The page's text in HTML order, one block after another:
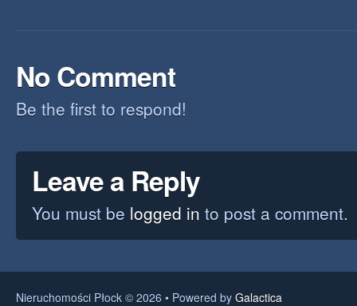
No Comment
Be the first to respond!
Leave a Reply
You must be logged in to post a comment.
Nieruchomości Płock © 2026 • Powered by Galactica